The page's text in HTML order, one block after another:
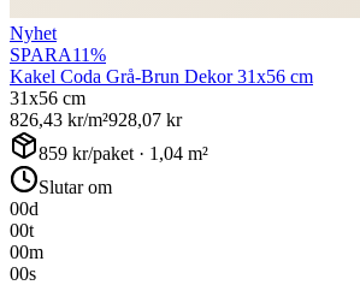
Nyhet
SPARA11%
Kakel Coda Grå-Brun Dekor 31x56 cm
31x56 cm
826,43 kr/m²928,07 kr
859 kr/paket · 1,04 m²
Slutar om
00d
00t
00m
00s